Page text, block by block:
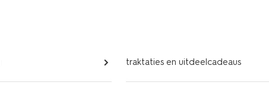
traktaties en uitdeelcadeaus